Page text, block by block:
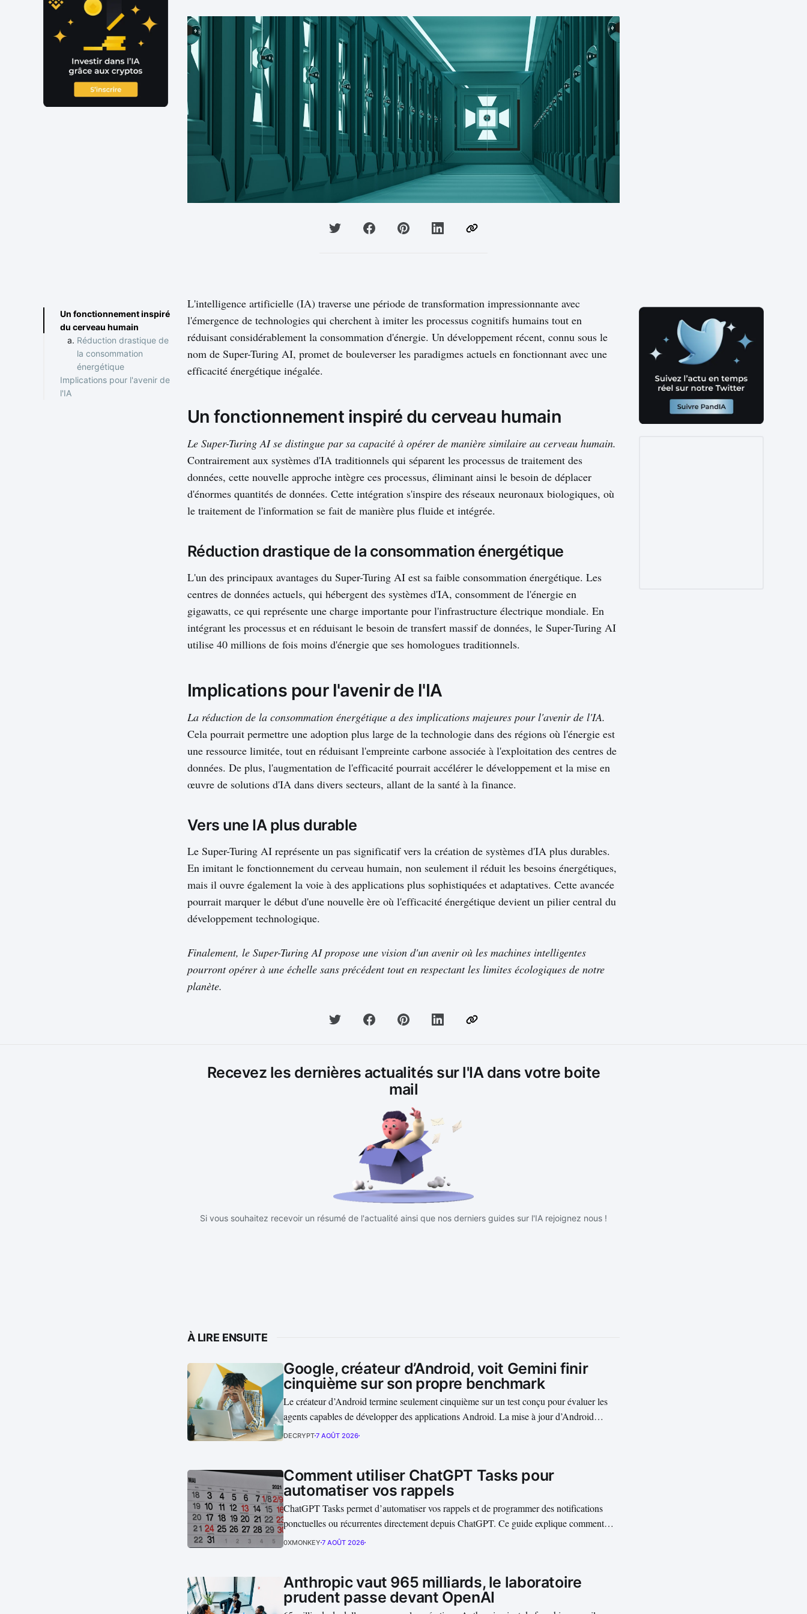
Un fonctionnement inspiré
du cerveau humain
Réduction drastique de
la consommation
énergétique
Implications pour l'avenir de
l'IA
L'intelligence artificielle (IA) traverse une période de transformation impressionnante avec
l'émergence de technologies qui cherchent à imiter les processus cognitifs humains tout en
réduisant considérablement la consommation d'énergie. Un développement récent, connu sous le
nom de Super-Turing AI, promet de bouleverser les paradigmes actuels en fonctionnant avec une
efficacité énergétique inégalée.
Un fonctionnement inspiré du cerveau humain
Le Super-Turing AI se distingue par sa capacité à opérer de manière similaire au cerveau humain.
Contrairement aux systèmes d'IA traditionnels qui séparent les processus de traitement des
données, cette nouvelle approche intègre ces processus, éliminant ainsi le besoin de déplacer
d'énormes quantités de données. Cette intégration s'inspire des réseaux neuronaux biologiques, où
le traitement de l'information se fait de manière plus fluide et intégrée.
Réduction drastique de la consommation énergétique
L'un des principaux avantages du Super-Turing AI est sa faible consommation énergétique. Les
centres de données actuels, qui hébergent des systèmes d'IA, consomment de l'énergie en
gigawatts, ce qui représente une charge importante pour l'infrastructure électrique mondiale. En
intégrant les processus et en réduisant le besoin de transfert massif de données, le Super-Turing AI
utilise 40 millions de fois moins d'énergie que ses homologues traditionnels.
Implications pour l'avenir de l'IA
La réduction de la consommation énergétique a des implications majeures pour l'avenir de l'IA.
Cela pourrait permettre une adoption plus large de la technologie dans des régions où l'énergie est
une ressource limitée, tout en réduisant l'empreinte carbone associée à l'exploitation des centres de
données. De plus, l'augmentation de l'efficacité pourrait accélérer le développement et la mise en
œuvre de solutions d'IA dans divers secteurs, allant de la santé à la finance.
Vers une IA plus durable
Le Super-Turing AI représente un pas significatif vers la création de systèmes d'IA plus durables.
En imitant le fonctionnement du cerveau humain, non seulement il réduit les besoins énergétiques,
mais il ouvre également la voie à des applications plus sophistiquées et adaptatives. Cette avancée
pourrait marquer le début d'une nouvelle ère où l'efficacité énergétique devient un pilier central du
développement technologique.
Finalement, le Super-Turing AI propose une vision d'un avenir où les machines intelligentes
pourront opérer à une échelle sans précédent tout en respectant les limites écologiques de notre
planète.
Recevez les dernières actualités sur l'IA dans votre boite
mail
Si vous souhaitez recevoir un résumé de l'actualité ainsi que nos derniers guides sur l'IA rejoignez nous !
À LIRE ENSUITE
Google, créateur d’Android, voit Gemini finir
cinquième sur son propre benchmark
Le créateur d’Android termine seulement cinquième sur un test conçu pour évaluer les
agents capables de développer des applications Android. La mise à jour d’Android
Bench place Claude Fable 5 en tête, tandis que les modèles Gemini de Google peinent à
DECRYPT7 AOÛT 2026
Comment utiliser ChatGPT Tasks pour
automatiser vos rappels
ChatGPT Tasks permet d’automatiser vos rappels et de programmer des notifications
ponctuelles ou récurrentes directement depuis ChatGPT. Ce guide explique comment
créer une tâche, définir une date et une heure, activer les notifications, modifier ou
0XMONKEY 7 AOÛT 2026
Anthropic vaut 965 milliards, le laboratoire
prudent passe devant OpenAI